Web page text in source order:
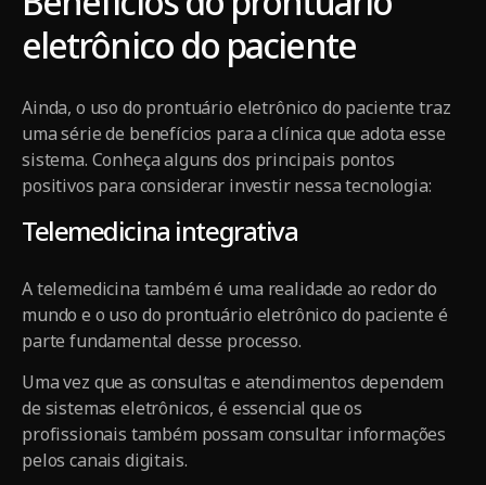
eletrônico do paciente
Ainda, o uso do prontuário eletrônico do paciente traz
uma série de benefícios para a clínica que adota esse
sistema. Conheça alguns dos principais pontos
positivos para considerar investir nessa tecnologia:
Telemedicina integrativa
A telemedicina também é uma realidade ao redor do
mundo e o uso do prontuário eletrônico do paciente é
parte fundamental desse processo.
Uma vez que as consultas e atendimentos dependem
de sistemas eletrônicos, é essencial que os
profissionais também possam consultar informações
pelos canais digitais.